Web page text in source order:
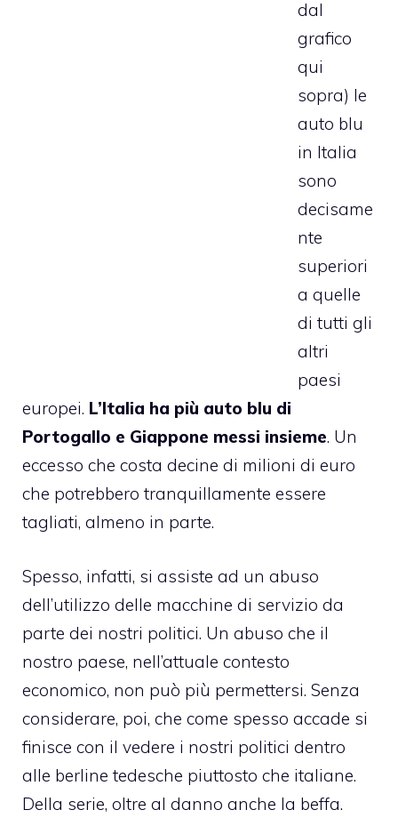
dal
grafico
qui
sopra) le
auto blu
in Italia
sono
decisame
nte
superiori
a quelle
di tutti gli
altri
paesi
europei. L’Italia ha più auto blu di
Portogallo e Giappone messi insieme. Un
eccesso che costa decine di milioni di euro
che potrebbero tranquillamente essere
tagliati, almeno in parte.
Spesso, infatti, si assiste ad un abuso
dell’utilizzo delle macchine di servizio da
parte dei nostri politici. Un abuso che il
nostro paese, nell’attuale contesto
economico, non può più permettersi. Senza
considerare, poi, che come spesso accade si
finisce con il vedere i nostri politici dentro
alle berline tedesche piuttosto che italiane.
Della serie, oltre al danno anche la beffa.